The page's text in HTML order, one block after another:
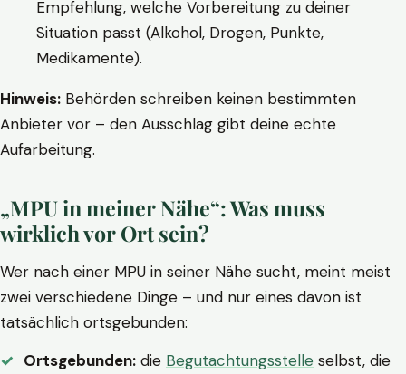
Empfehlung, welche Vorbereitung zu deiner
Situation passt (Alkohol, Drogen, Punkte,
Medikamente).
Hinweis: Behörden schreiben keinen bestimmten
Anbieter vor – den Ausschlag gibt deine echte
Aufarbeitung.
„MPU in meiner Nähe“: Was muss
wirklich vor Ort sein?
Wer nach einer MPU in seiner Nähe sucht, meint meist
zwei verschiedene Dinge – und nur eines davon ist
tatsächlich ortsgebunden:
Ortsgebunden: die Begutachtungsstelle selbst, die